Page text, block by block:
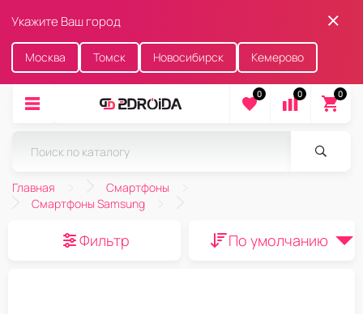
Укажите Ваш город
Москва Томск Новосибирск Кемерово
0 0 0
Главная
Смартфоны
Смартфоны Samsung
Фильтр По умолчанию